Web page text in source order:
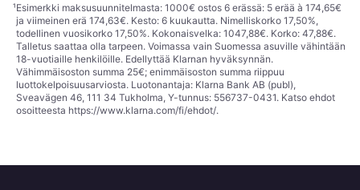
¹Esimerkki maksusuunnitelmasta: 1000€ ostos 6 erässä: 5 erää à 174,65€
ja viimeinen erä 174,63€. Kesto: 6 kuukautta. Nimelliskorko 17,50%,
todellinen vuosikorko 17,50%. Kokonaisvelka: 1047,88€. Korko: 47,88€.
Talletus saattaa olla tarpeen. Voimassa vain Suomessa asuville vähintään
18-vuotiaille henkilöille. Edellyttää Klarnan hyväksynnän.
Vähimmäisoston summa 25€; enimmäisoston summa riippuu
luottokelpoisuusarviosta. Luotonantaja: Klarna Bank AB (publ),
Sveavägen 46, 111 34 Tukholma, Y-tunnus: 556737-0431. Katso ehdot
osoitteesta https://www.klarna.com/fi/ehdot/.